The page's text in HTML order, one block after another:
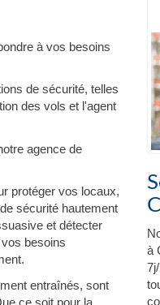
à vos besoins
de sécurité, telles
des vols et l'agent
agence de
protéger vos locaux,
sécurité hautement
et détecter
besoins
entraînés, sont
ce soit pour la
à